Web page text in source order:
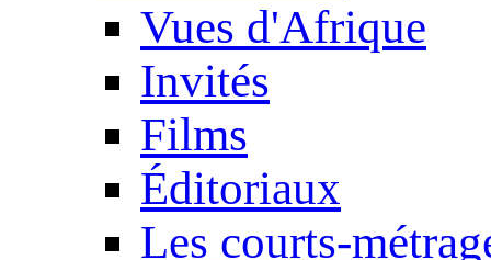
Vues d'Afrique
Invités
Films
Éditoriaux
Les courts-